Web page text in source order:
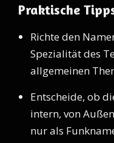
Praktische
Richte den
Spezialität des
allgemeinen
Entscheide, ob
intern, von
nur als